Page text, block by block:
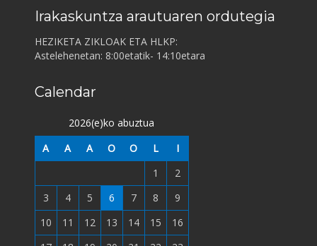
Irakaskuntza arautuaren ordutegia
HEZIKETA ZIKLOAK ETA HLKP:
Astelehenetan: 8:00etatik- 14:10etara
Calendar
2026(e)ko abuztua
A
A A O O L
I
1
2
3
4 5 6 7 8
9
10
11 12 13 14 15
16